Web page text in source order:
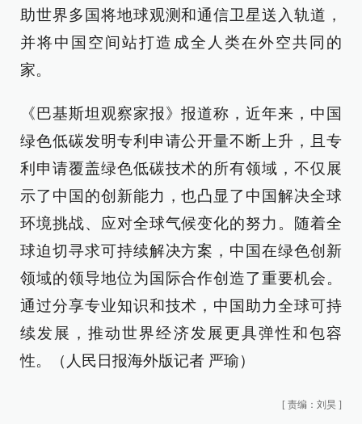
助世界多国将地球观测和通信卫星送入轨道，
并将中国空间站打造成全人类在外空共同的
家。
《巴基斯坦观察家报》报道称，近年来，中国
绿色低碳发明专利申请公开量不断上升，且专
利申请覆盖绿色低碳技术的所有领域，不仅展
示了中国的创新能力，也凸显了中国解决全球
环境挑战、应对全球气候变化的努力。随着全
球迫切寻求可持续解决方案，中国在绿色创新
领域的领导地位为国际合作创造了重要机会。
通过分享专业知识和技术，中国助力全球可持
续发展，推动世界经济发展更具弹性和包容
性。（人民日报海外版记者 严瑜）
[ 责编：刘昊 ]